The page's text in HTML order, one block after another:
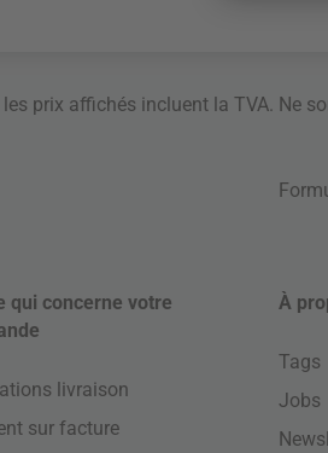
prix affichés incluent la TVA. Ne
qui concerne votre
livraison
sur facture
À
Tags
Jobs